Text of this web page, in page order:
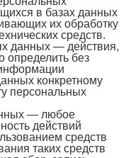
в базах данных
их обработку
средств.
данных — действия,
определить без
конкретному
персональных
— любое
действий
средств
таких средств